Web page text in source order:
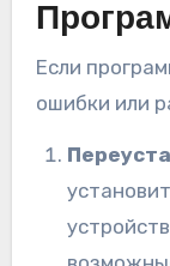
Если
ошибки или